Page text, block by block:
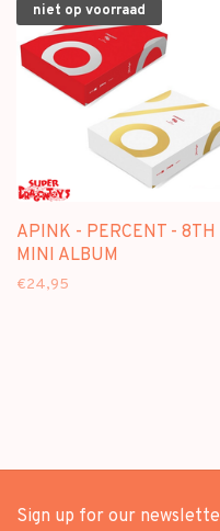
niet op voorraad
APINK - PERCENT - 8TH
MINI ALBUM
€24,95
Sign up for our